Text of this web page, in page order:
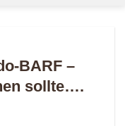
BARF –
sollte….